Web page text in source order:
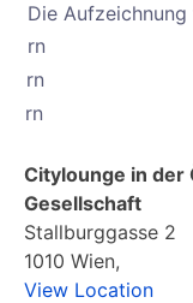
Die
rn
rn
rn
Citylounge in der
Gesellschaft
Stallburggasse 2
1010 Wien,
View Location